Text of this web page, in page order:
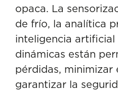
opaca. La
de frío, la analítica
inteligencia artificial
dinámicas están
pérdidas, minimizar
garantizar la